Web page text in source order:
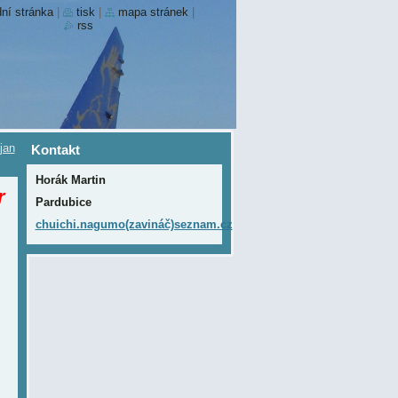
Kontakt
Horák Martin
Pardubice
chuichi.nagumo(zavináč)seznam.cz
stránka tisk mapa stránek
rss